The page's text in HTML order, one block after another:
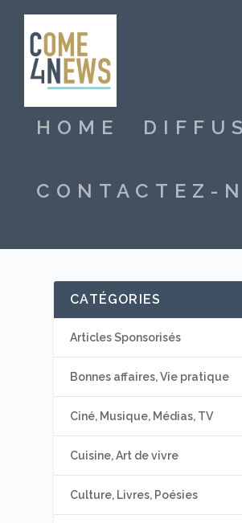
HOME
CONTACTEZ-
CATÉGORIES
Articles Sponsorisés
Bonnes affaires, Vie pratique
Ciné, Musique, Médias, TV
Cuisine, Art de vivre
Culture, Livres, Poésies